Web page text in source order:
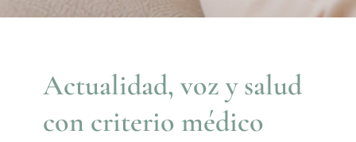
Actualidad, voz y salud
con criterio médico